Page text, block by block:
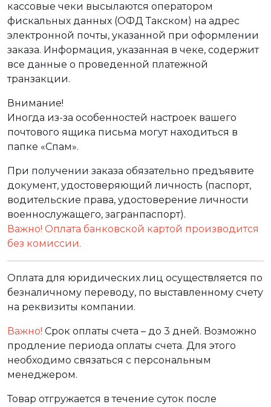
кассовые чеки высылаются оператором
фискальных данных (ОФД Такском) на адрес
электронной почты, указанной при оформлении
заказа. Информация, указанная в чеке, содержит
все данные о проведенной платежной
транзакции.
Внимание!
Иногда из-за особенностей настроек вашего
почтового ящика письма могут находиться в
папке «Спам».
При получении заказа обязательно предъявите
документ, удостоверяющий личность (паспорт,
водительские права, удостоверение личности
военнослужащего, загранпаспорт).
Важно! Оплата банковской картой производится
без комиссии.
Оплата для юридических лиц осуществляется по
безналичному переводу, по выставленному счету
на реквизиты компании.
Важно! Срок оплаты счета – до 3 дней. Возможно
продление периода оплаты счета. Для этого
необходимо связаться с персональным
менеджером.
Товар отгружается в течение суток после